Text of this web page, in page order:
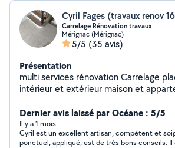
Cyril Fages (travaux renov
Carrelage Rénovation travaux
Mérignac (Mérignac)
5/5 (35 avis)
Présentation
multi services rénovation Carrelage placo
intérieur et extérieur maison et appartement
projets
Dernier avis laissé par Océane : 5/5
Il y a 1 mois
Cyril est un excellent artisan, compétent et
ponctuel, appliqué, est de très bons conseils. Il a su gérer un